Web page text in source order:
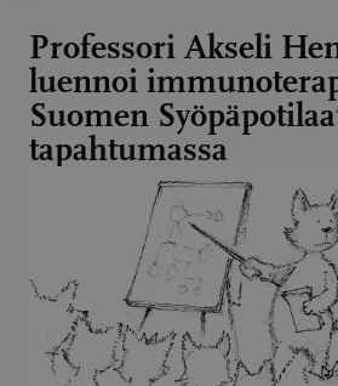
Professori Akseli
luennoi
Suomen
tapahtumassa